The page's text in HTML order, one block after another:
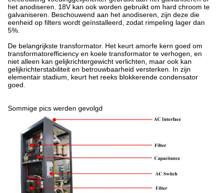
het anodiseren. 18V kan ook worden gebruikt om hard chroom te
galvaniseren. Beschouwend aan het anodiseren, zijn deze die
eenheid op filters wordt geïnstalleerd, zodat rimpeling lager dan
5%.
De belangrijkste transformator. Het keurt amorfe kern goed om
transformatorefficiency en koele transformator te verhogen, en
niet alleen kan gelijkrichtergewicht verlichten, maar ook kan
gelijkrichterstabiliteit en betrouwbaarheid versterken. In zijn
elementair stadium, keurt het reeks blokkerende condensator
goed.
Sommige pics werden gevolgd